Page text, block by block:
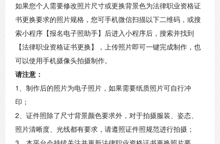
如果您个人需要修改照片尺寸或更换背景色为法律职业资格证
书更换要求的照片规格，您可手机微信扫描以下二维码，或搜
索小程序【报名电子照助手】后进入小程序后，搜索并找到
【法律职业资格证书更换】，上传照片即可一键完成制作，也
可以使用手机摄像头拍摄制作。
请注意：
1、制作后的照片为电子照片，如果需要纸质照片可自行冲
印；
2、证件照除了尺寸背景颜色要求外，对于拍摄服装、姿态、
照片清晰度、光线都有要求，请遵照证件照规范进行拍摄；